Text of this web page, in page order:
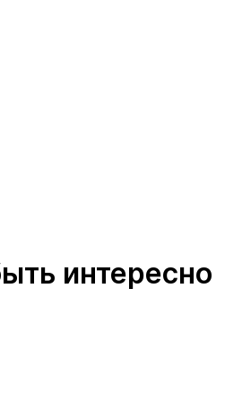
интересно